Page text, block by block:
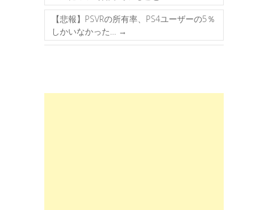
【悲報】PSVRの所有率、PS4ユーザーの5％
しかいなかった… →